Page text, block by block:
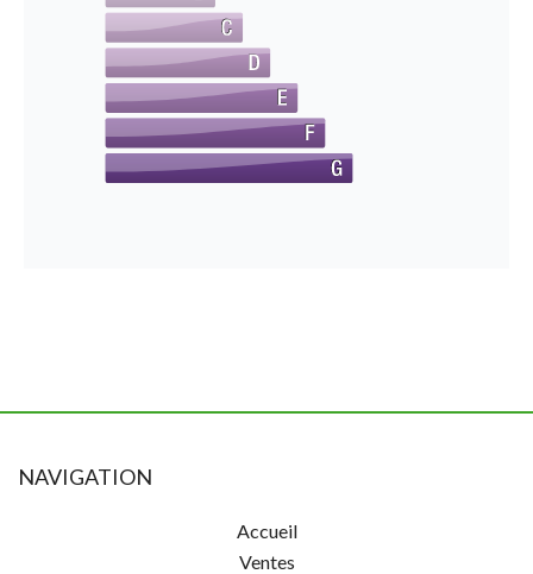
NAVIGATION
Accueil
Ventes